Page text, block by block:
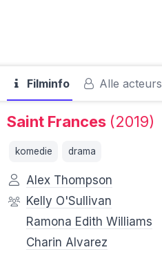
Filminfo Alle acteurs
Saint Frances (2019)
komedie drama
Alex Thompson
Kelly O'Sullivan
Ramona Edith Williams
Charin Alvarez